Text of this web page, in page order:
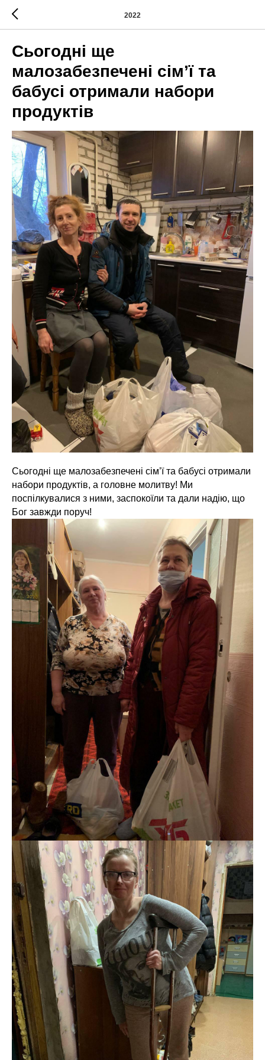
2022
Сьогодні ще
малозабезпечені сім’ї та
бабусі отримали набори
продуктів
Сьогодні ще малозабезпечені сім’ї та бабусі отримали
набори продуктів, а головне молитву! Ми
поспілкувалися з ними, заспокоїли та дали надію, що
Бог завжди поруч!